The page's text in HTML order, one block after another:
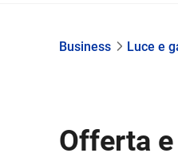
Business Luce e
Offerta